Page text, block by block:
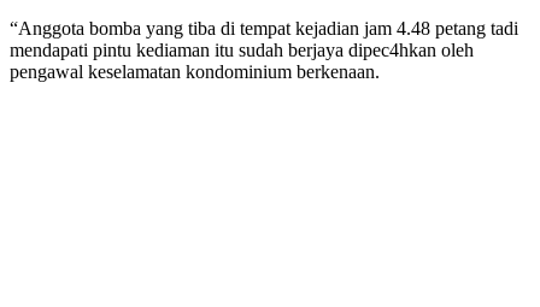
“Anggota bomba yang tiba di tempat kejadian jam 4.48 petang tadi
mendapati pintu kediaman itu sudah berjaya dipec4hkan oleh
pengawal keselamatan kondominium berkenaan.